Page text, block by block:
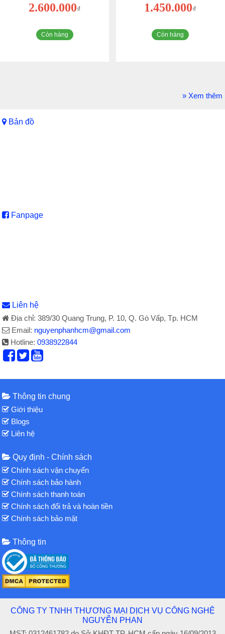
2.600.000₫
Còn hàng
1.450.000₫
Còn hàng
» Xem thêm
Bản đồ
Fanpage
Liên hệ
Địa chỉ: 389/30 Quang Trung, P. 10, Q. Gò Vấp, Tp. HCM
Email: nguyenphanhcm@gmail.com
Hotline:0938922844
Thông tin chung
Giới thiệu
Blogs
Liên hệ
Quy định - Chính sách
Chính sách vận chuyển
Chính sách bảo hành
Chính sách thanh toán
Chính sách đổi trả và hoàn tiền
Chính sách bảo mật
Thông tin
CÔNG TY TNHH THƯƠNG MẠI DỊCH VỤ CÔNG NGHỆ
NGUYỄN PHAN